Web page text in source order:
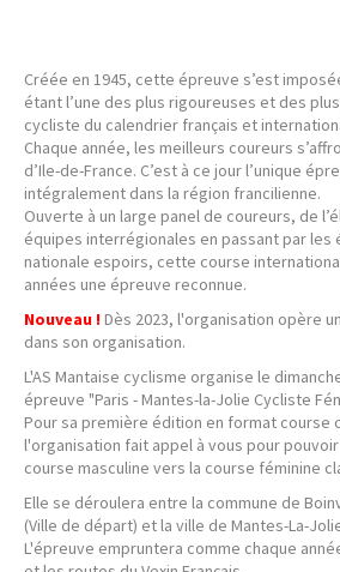
Créée en 1945, cette épreuve s’est
étant l’une des plus rigoureuses et des
cycliste du calendrier français et
Chaque année, les meilleurs coureurs s’
d’Ile-de-France. C’est à ce jour l’unique
intégralement dans la région francilienne.
Ouverte à un large panel de coureurs, de l’
équipes interrégionales en passant par les
nationale espoirs, cette course
années une épreuve reconnue.
Nouveau !Dès 2023, l'organisation opère
dans son organisation.
L'AS Mantaise cyclisme organise le
épreuve "Paris - Mantes-la-Jolie Cycliste
Pour sa première édition en format course
l'organisation fait appel à vous pour
course masculine vers la course féminine
Elle se déroulera entre la commune de
(Ville de départ) et la ville de Mantes-La-
L'épreuve empruntera comme chaque